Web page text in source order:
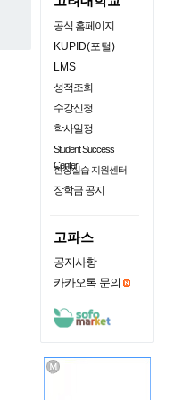
공식 홈페이지
KUPID(포털)
LMS
성적조회
수강신청
학사일정
Student Success
Center
현장실습 지원센터
장학금 공지
고파스
공지사항
카카오톡 문의